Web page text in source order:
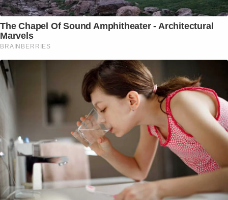
The Chapel Of Sound Amphitheater - Architectural
Marvels
BRAINBERRIES